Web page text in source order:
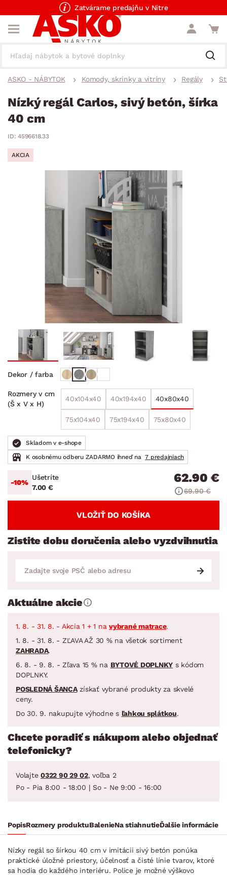
Zatvárame predajňu v Nitre
ASKO - NÁBYTOK Komody, skrinky a vitríny Regály
Nízký regál Carlos, sivý betón, šírka
40 cm
ID: 4596618.33
AKCIA
Dekor / farba
Rozmery v cm
(Š x V x H)
40x104x40 40x194x40 40x80x40
75x104x40 75x194x40 75x80x40
Skladom v e-shope
K osobnému odberu ZADARMO ihneď na 7 predajniach
-10%
Ušetríte
7.00 €
62.90 €
69.90 €
VLOŽIŤ DO KOŠÍKA
Zistite dobu doručenia alebo vyzdvihnutia
Aktuálne akcie
1. 8. - 31. 8. - Akcia 1 + 1 na vybrané matrace.
1. 8. - 31. 8. - ZĽAVA AŽ 30 % na všetok sortiment
ZAHRADA.
6. 8. - 9. 8. - Zľava 15 % na BYTOVÉ DOPLNKY s kódom
DOPLNKY.
POSLEDNÁ ŠANCAzískať vybrané produkty za skvelé
ceny.
Do 30. 9. nakupujte výhodne s ľahkou splátkou.
Chcete poradiť s nákupom alebo objednať
telefonicky?
Volajte 0322 90 29 02, voľba 2
Po - Pia 8:00 - 18:00 | So - Ne 9:00 - 16:00
PopisRozmery produktuBalenieNa stiahnutieĎalšie informácie
Nízky regál so šírkou 40 cm v imitácii sivý betón ponúka
praktické úložné priestory, účelnosť a čisté línie tvarov, ktoré
sa hodia do každého interiéru. Police je možné výškovo